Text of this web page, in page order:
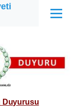
Menü
Duyurusu